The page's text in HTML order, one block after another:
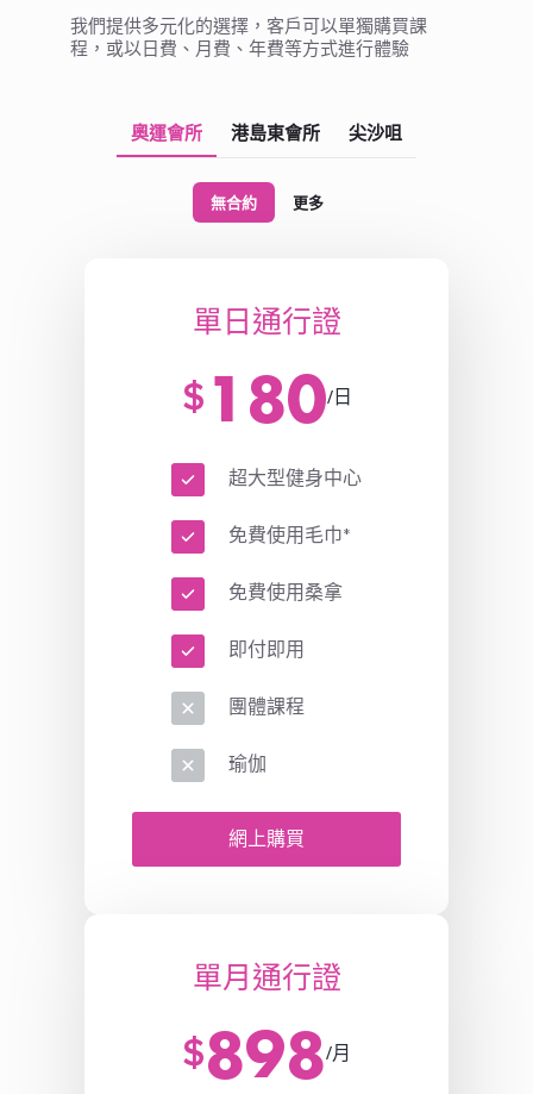
我們提供多元化的選擇，客戶可以單獨購買課
程，或以日費、月費、年費等方式進行體驗
奧運會所 港島東會所 尖沙咀
無合約 更多
單日通行證
$ 180/日
超大型健身中心
免費使用毛巾*
免費使用桑拿
即付即用
團體課程
瑜伽
網上購買
單月通行證
$898/月